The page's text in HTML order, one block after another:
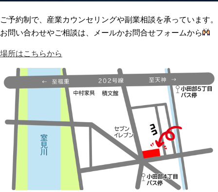
ご予約制で、産業カウンセリングや副業相談を承っています。
お問い合わせやご相談は、メールかお問合せフォームから
場所はこちらから